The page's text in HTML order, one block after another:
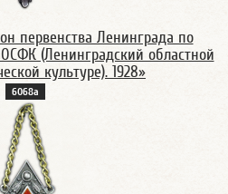
первенства Ленинграда по
(Ленинградский областной
культуре). 1928»
6068а